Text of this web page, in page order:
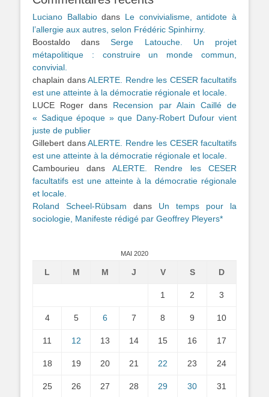
Luciano Ballabiodans Le convivialisme, antidote à
l’allergie aux autres, selon Frédéric Spinhirny.
Boostaldo dansSerge Latouche. Un projet
métapolitique : construire un monde commun,
convivial.
chaplain dansALERTE. Rendre les CESER facultatifs
est une atteinte à la démocratie régionale et locale.
LUCE Roger dans Recension par Alain Caillé de
« Sadique époque » que Dany-Robert Dufour vient
juste de publier
Gillebert dansALERTE. Rendre les CESER facultatifs
est une atteinte à la démocratie régionale et locale.
Cambourieu dans ALERTE. Rendre les CESER
facultatifs est une atteinte à la démocratie régionale
et locale.
Roland Scheel-Rübsam dans Un temps pour la
sociologie, Manifeste rédigé par Geoffrey Pleyers*
MAI 2020
L M M J V S D
1 2 3
4 5 6 7 8 9 10
11 12 13 14 15 16 17
18 19 20 21 22 23 24
25 26 27 28 29 30 31